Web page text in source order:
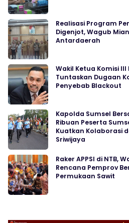
Realisasi Program
Digenjot, Wagub
Antardaerah
Wakil Ketua Komisi III
Tuntaskan Dugaan
Penyebab Blackout
Kapolda Sumsel
Ribuan Peserta
Kuatkan Kolaborasi
Sriwijaya
Raker APPSI di NTB,
Rencana Pemprov
Permukaan Sawit